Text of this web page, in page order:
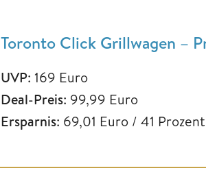
Toronto Click Grillwagen –
UVP: 169 Euro
Deal-Preis: 99,99 Euro
Ersparnis: 69,01 Euro / 41 Prozent